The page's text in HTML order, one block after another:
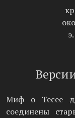
Миф о Тесее
соединены